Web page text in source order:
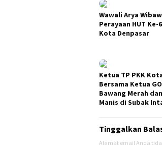
Wawali Arya
Perayaan HUT Ke-
Kota Denpasar
Ketua TP PKK
Bersama Ketua
Bawang Merah
Manis di Subak
Tinggalkan
Alamat email Anda